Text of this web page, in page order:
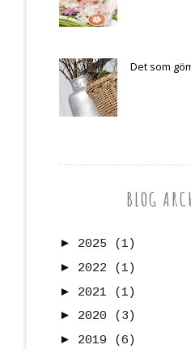
Det som
BLOG
► 2025
(1)
► 2022
(1)
► 2021
(1)
► 2020
(3)
► 2019
(6)